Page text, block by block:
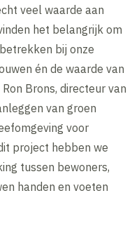
veel waarde aan
het belangrijk om
bij onze
én de waarde van
Brons, directeur van
van groen
voor
project hebben we
tussen bewoners,
handen en voeten